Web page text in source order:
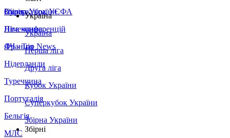
Збірна України
Італія
Німеччина
Франція
Нідерланди
Туреччина
Португалія
Бельгія
МЛС
Суперкубок УЄФА
Ліга конференцій
ЛЧ - Top News
Україна
Україна
Перша ліга
Друга ліга
Кубок України
Суперкубок України
Збірна України
Збірні